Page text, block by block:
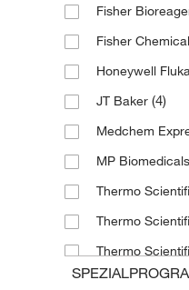
Fisher
Fisher Chemical
Honeywell
JT Baker (4)
Medchem
MP Biomedicals
Thermo
Thermo
Thermo
Thermo